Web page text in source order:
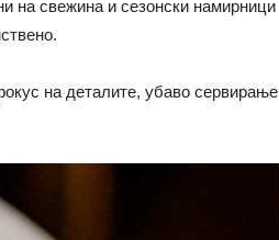
на свежина и сезонски намирници
на деталите, убаво сервирање